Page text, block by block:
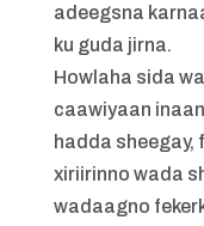
adeegsna
ku guda jirna.
Howlaha sida
caawiyaan
hadda sheegay,
xiriirinno wada
wadaagno